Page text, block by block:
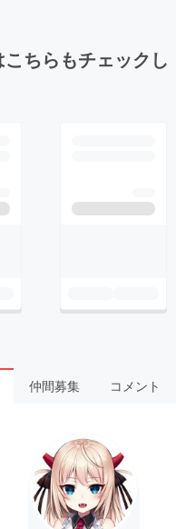
ちらもチェックし
仲間募集 コメント